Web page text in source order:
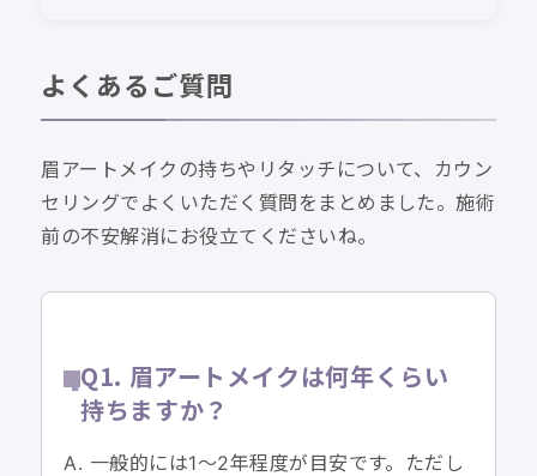
よくあるご質問
眉アートメイクの持ちやリタッチについて、カウン
セリングでよくいただく質問をまとめました。施術
前の不安解消にお役立てくださいね。
Q1. 眉アートメイクは何年くらい
持ちますか？
A. 一般的には1〜2年程度が目安です。ただし